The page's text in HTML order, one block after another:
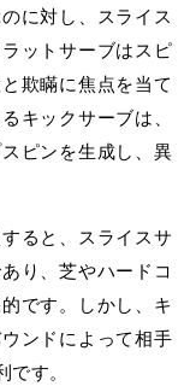
に対し、スライス
ットサーブはスピ
欺瞞に焦点を当て
キックサーブは、
ピンを生成し、異
ると、スライスサ
り、芝やハードコ
です。しかし、キ
ンドによって相手
す。